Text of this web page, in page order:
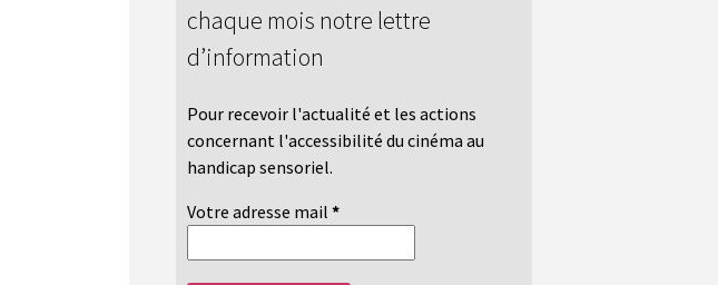
chaque mois notre lettre
d’information
Pour recevoir l'actualité et les actions
concernant l'accessibilité du cinéma au
handicap sensoriel.
Votre adresse mail *